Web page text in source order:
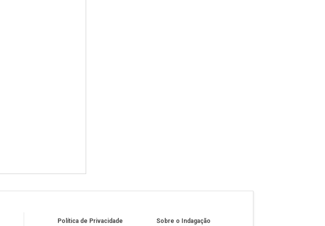
Política de Privacidade Sobre o Indagação